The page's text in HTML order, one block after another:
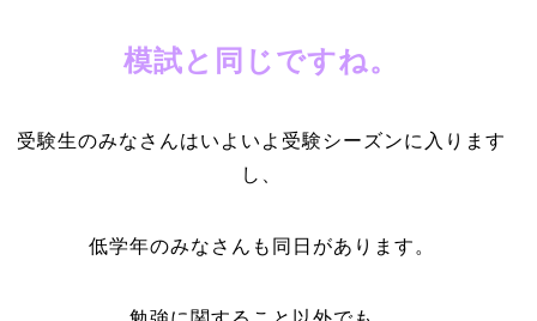
模試と同じですね。
受験生のみなさんはいよいよ受験シーズンに入ります
し、
低学年のみなさんも同日があります。